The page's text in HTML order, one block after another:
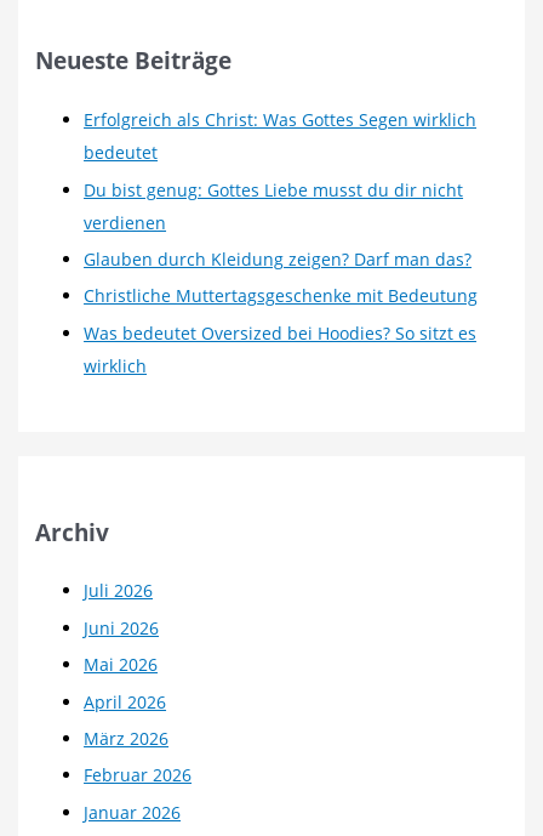
a
Neueste Beiträge
Erfolgreich als Christ: Was Gottes Segen wirklich
bedeutet
Du bist genug: Gottes Liebe musst du dir nicht
verdienen
Glauben durch Kleidung zeigen? Darf man das?
Christliche Muttertagsgeschenke mit Bedeutung
Was bedeutet Oversized bei Hoodies? So sitzt es
wirklich
Archiv
Juli 2026
Juni 2026
Mai 2026
April 2026
März 2026
Februar 2026
Januar 2026